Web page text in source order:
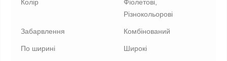
Колір
Фіолетові,
Різнокольорові
Забарвлення Комбінований
По ширині Широкі